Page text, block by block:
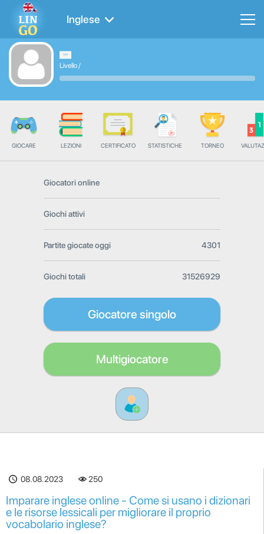
Inglese
Livello/
GIOCARE LEZIONI CERTIFICATO STATISTICHE TORNEO
Giocatori online
Giochi attivi
Partite giocate oggi 4301
Giochi totali 31526929
Giocatore singolo
Multigiocatore
08.08.2023 251
Imparare inglese online - Come si usano i dizionari
e le risorse lessicali per migliorare il proprio
vocabolario inglese?